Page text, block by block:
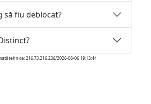
să fiu deblocat?
tehnice: 216.73.216.236/2026-08-06 19:13:44